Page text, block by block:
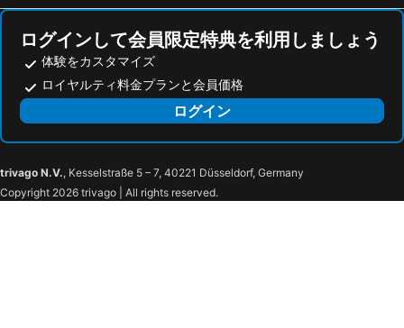
ホテル THB ミラドール
Puro Hotel Oasis Urbano
tent Arenal
Ca n'Alexandre - Adults Only
Can Cera Hotel
Antiguo Brondo Selfcheck-in Smart Rooms
Hotel Antigua Palma - Casa Noble
パラシオ カ サ ガレサ ホテル
ログインして会員限定特典を利用しましょう
体験をカスタマイズ
ロイヤルティ料金プランと会員価格
ログイン
trivago N.V., Kesselstraße 5 – 7, 40221 Düsseldorf, Germany
Copyright 2026 trivago | All rights reserved.